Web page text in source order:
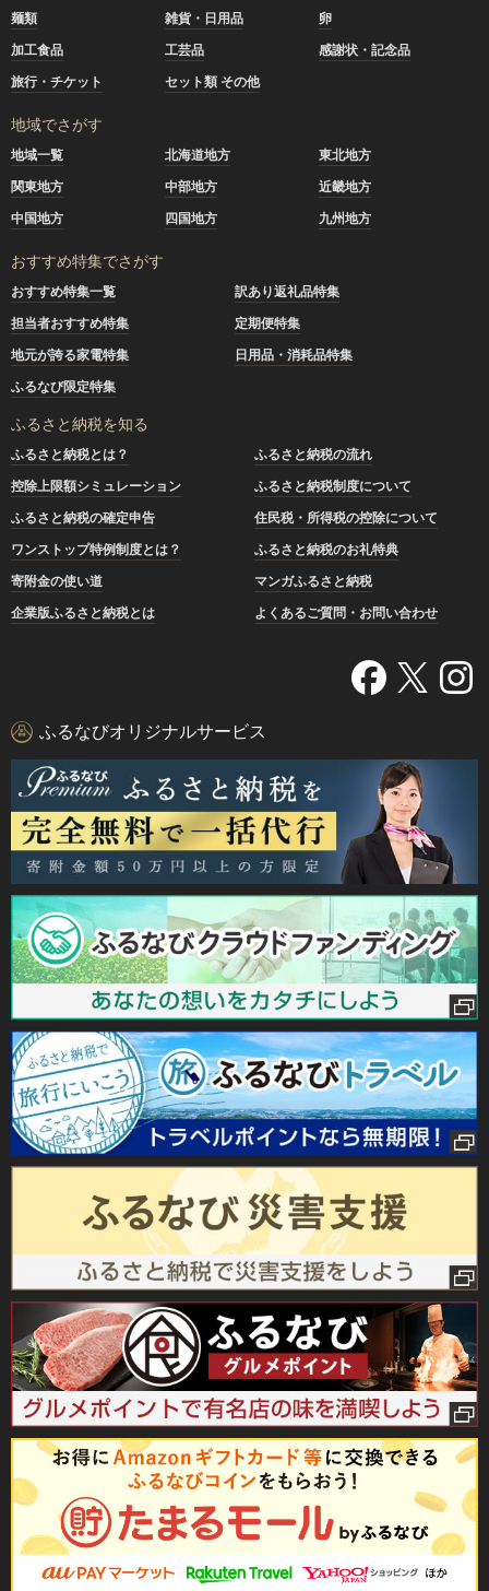
麺類
雑貨・日用品
卵
加工食品
工芸品
感謝状・記念品
旅行・チケット
セット類 その他
地域でさがす
地域一覧 北海道地方
東北地方
関東地方
中部地方
近畿地方
中国地方
四国地方 九州地方
おすすめ特集でさがす
おすすめ特集一覧
訳あり返礼品特集
担当者おすすめ特集
定期便特集
地元が誇る家電特集
日用品・消耗品特集
ふるなび限定特集
ふるさと納税を知る
ふるさと納税とは？
ふるさと納税の流れ
控除上限額シミュレーション
ふるさと納税制度について
ふるさと納税の確定申告
住民税・所得税の控除について
ワンストップ特例制度とは？
ふるさと納税のお礼特典
寄附金の使い道
マンガふるさと納税
企業版ふるさと納税とは
よくあるご質問・お問い合わせ
ふるなびオリジナルサービス